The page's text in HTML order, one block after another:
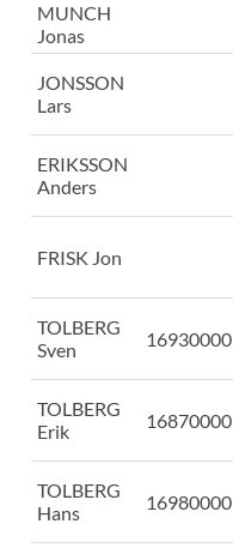
MUNCH
Jonas
JONSSON
Lars
ERIKSSON
Anders
FRISK Jon
TOLBERG
Sven
16930000
TOLBERG
Erik
16870000
TOLBERG
Hans
16980000